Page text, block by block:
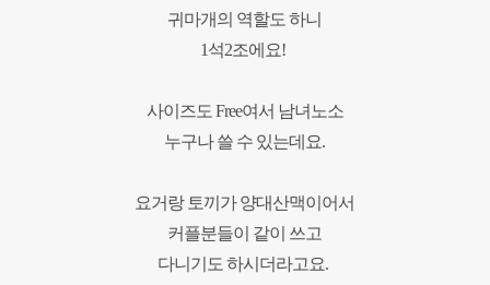
귀마개의 역할도 하니
1석2조에요!
사이즈도 Free여서 남녀노소
누구나 쓸 수 있는데요.
요거랑 토끼가 양대산맥이어서
커플분들이 같이 쓰고
다니기도하시더라고요.